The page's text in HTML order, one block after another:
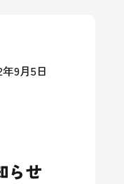
年9月5日
らせ